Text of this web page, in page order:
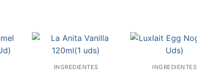
INGREDIENTES INGREDIENTES